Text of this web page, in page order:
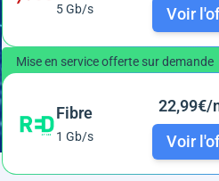
5 Gb/s
Voir
Mise en service offerte sur demande
Fibre
1 Gb/s
22,99€/
Voir